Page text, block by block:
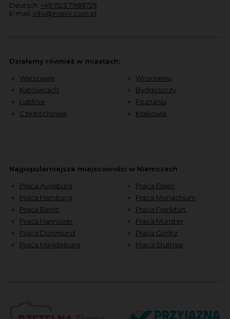
Deutsch: +49 1523 7988729
E-mail: info@inserv.com.pl
Działamy również w miastach:
Warszawie
Katowicach
Lublinie
Częstochowie
Wrocławiu
Bydgoszczy
Poznaniu
Krakowie
Najpopularniejsze miejscowości w Niemczech
Praca Augsburg
Praca Hamburg
Praca Berlin
Praca Hannover
Praca Dortmund
Praca Magdeburg
Praca Essen
Praca Monachium
Praca Frankfurt
Praca Munster
Praca Görlitz
Praca Stuttgar